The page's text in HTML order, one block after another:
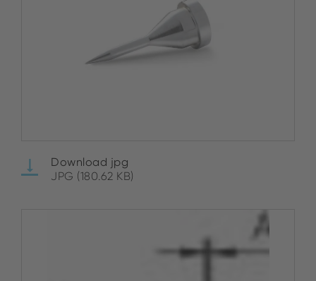
Download jpg
JPG (180.62 KB)